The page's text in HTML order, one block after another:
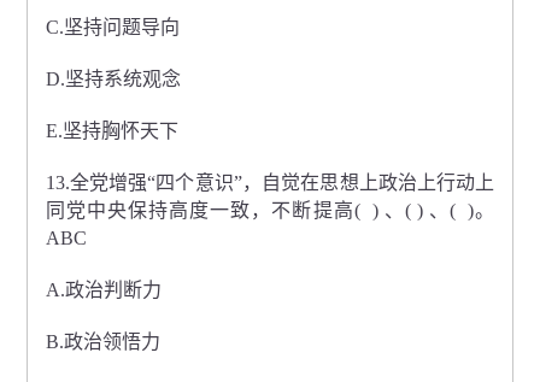
C.坚持问题导向
D.坚持系统观念
E.坚持胸怀天下
13.全党增强“四个意识”，自觉在思想上政治上行动上
同党中央保持高度一致，不断提高( ) 、( ) 、( )。
ABC
A.政治判断力
B.政治领悟力